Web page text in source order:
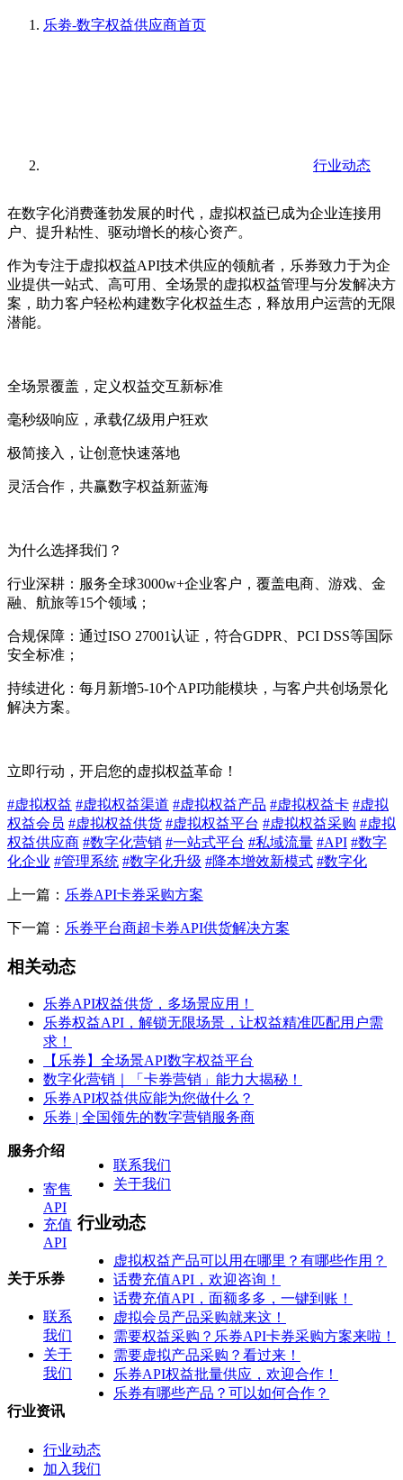
乐劵-数字权益供应商首页
行业动态
在数字化消费蓬勃发展的时代，虚拟权益已成为企业连接用
户、提升粘性、驱动增长的核心资产。
作为专注于虚拟权益API技术供应的领航者，乐券致力于为企
业提供一站式、高可用、全场景的虚拟权益管理与分发解决方
案，助力客户轻松构建数字化权益生态，释放用户运营的无限
潜能。
全场景覆盖，定义权益交互新标准
毫秒级响应，承载亿级用户狂欢
极简接入，让创意快速落地
灵活合作，共赢数字权益新蓝海
为什么选择我们？
行业深耕：服务全球3000w+企业客户，覆盖电商、游戏、金
融、航旅等15个领域；
合规保障：通过ISO 27001认证，符合GDPR、PCI DSS等国际
安全标准；
持续进化：每月新增5-10个API功能模块，与客户共创场景化
解决方案。
立即行动，开启您的虚拟权益革命！
#虚拟权益 #虚拟权益渠道 #虚拟权益产品 #虚拟权益卡 #虚拟
权益会员 #虚拟权益供货 #虚拟权益平台 #虚拟权益采购 #虚拟
权益供应商 #数字化营销 #一站式平台 #私域流量 #API #数字
化企业 #管理系统 #数字化升级 #降本增效新模式 #数字化
上一篇： 乐券API卡券采购方案
下一篇： 乐券平台商超卡券API供货解决方案
相关动态
乐券API权益供货，多场景应用！
乐券权益API，解锁无限场景，让权益精准匹配用户需
求！
【乐券】全场景API数字权益平台
数字化营销｜「卡券营销」能力大揭秘！
乐券API权益供应能为您做什么？
乐券 | 全国领先的数字营销服务商
联系我们
关于我们
行业动态
虚拟权益产品可以用在哪里？有哪些作用？
话费充值API，欢迎咨询！
话费充值API，面额多多，一键到账！
虚拟会员产品采购就来这！
需要权益采购？乐券API卡券采购方案来啦！
需要虚拟产品采购？看过来！
乐券API权益批量供应，欢迎合作！
乐券有哪些产品？可以如何合作？
服务介绍
寄售
API
充值
API
关于乐券
联系
我们
关于
我们
行业资讯
行业动态
加入我们